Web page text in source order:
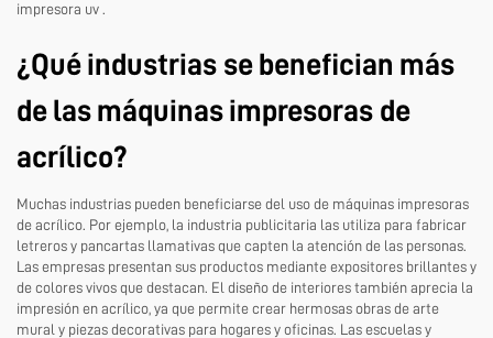
impresora uv .
¿Qué industrias se benefician más
de las máquinas impresoras de
acrílico?
Muchas industrias pueden beneficiarse del uso de máquinas impresoras
de acrílico. Por ejemplo, la industria publicitaria las utiliza para fabricar
letreros y pancartas llamativas que capten la atención de las personas.
Las empresas presentan sus productos mediante expositores brillantes y
de colores vivos que destacan. El diseño de interiores también aprecia la
impresión en acrílico, ya que permite crear hermosas obras de arte
mural y piezas decorativas para hogares y oficinas. Las escuelas y